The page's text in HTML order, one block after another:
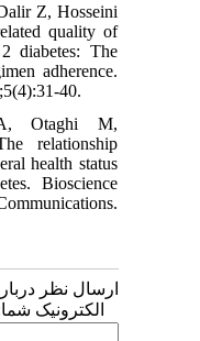
Z, Hosseini
quality of
diabetes: The
adherence.
40.
Otaghi M,
relationship
health status
Bioscience
ارسال نظر
الکترونیک شما: